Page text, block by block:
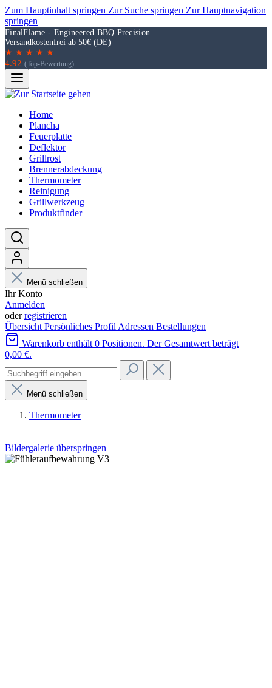
Zum Hauptinhalt springen Zur Suche springen Zur Hauptnavigation
springen
FinalFlame - Engineered BBQ Precision
Versandkostenfrei ab 50€ (DE)
★ ★ ★ ★ ★
4.92 (Top-Bewertung)
Home
Plancha
Feuerplatte
Deflektor
Grillrost
Brennerabdeckung
Thermometer
Reinigung
Grillwerkzeug
Produktfinder
Menü schließen
Ihr Konto
Anmelden
oderregistrieren
Übersicht Persönliches Profil Adressen Bestellungen
Warenkorb enthält 0 Positionen. Der Gesamtwert beträgt
0,00 €.
Menü schließen
Thermometer
Bildergalerie überspringen